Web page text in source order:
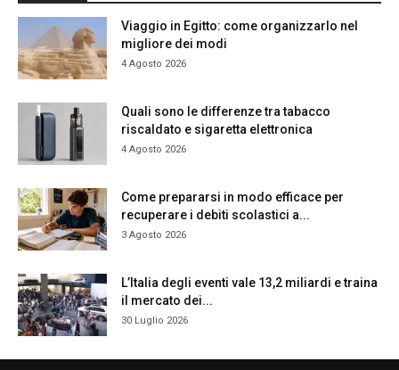
Viaggio in Egitto: come organizzarlo nel
migliore dei modi
4 Agosto 2026
Quali sono le differenze tra tabacco
riscaldato e sigaretta elettronica
4 Agosto 2026
Come prepararsi in modo efficace per
recuperare i debiti scolastici a...
3 Agosto 2026
L’Italia degli eventi vale 13,2 miliardi e traina
il mercato dei...
30 Luglio 2026